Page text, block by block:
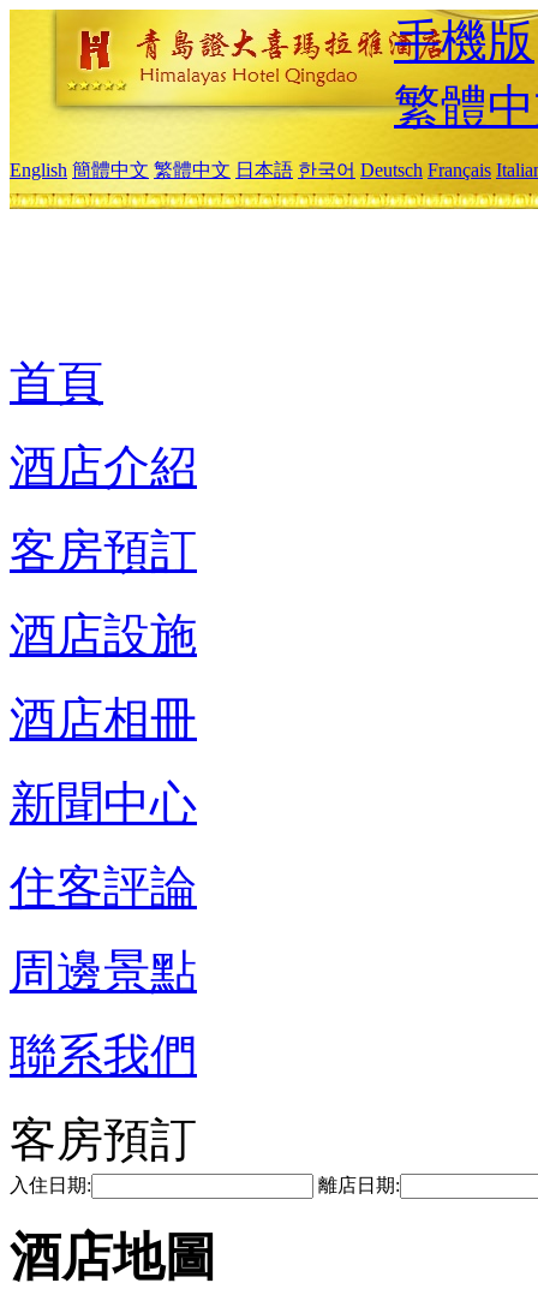
手機版
繁體
English 簡體中文 繁體中文 日本語 한국어 Deutsch Français
首頁
酒店介紹
客房預訂
酒店設施
酒店相冊
新聞中心
住客評論
周邊景點
聯系我們
客房預訂
入住日期: 離店日期:
酒店地圖